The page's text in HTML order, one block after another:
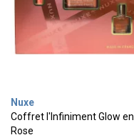
Nuxe
Coffret l'Infiniment Glow en
Rose